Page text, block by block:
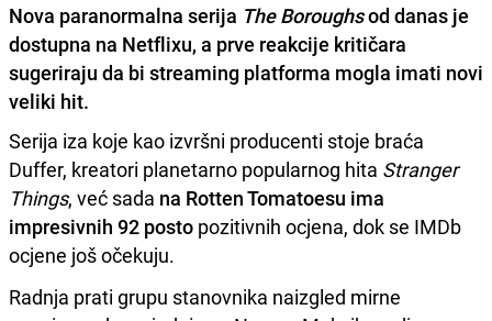
Nova paranormalna serija The Boroughsod danas je
dostupna na Netflixu, a prve reakcije kritičara
sugeriraju da bi streaming platforma mogla imati novi
veliki hit.
Serija iza koje kao izvršni producenti stoje braća
Duffer, kreatori planetarno popularnog hita Stranger
Things, već sada na Rotten Tomatoesu ima
impresivnih 92 posto pozitivnih ocjena, dok se IMDb
ocjene još očekuju.
Radnja prati grupu stanovnika naizgled mirne